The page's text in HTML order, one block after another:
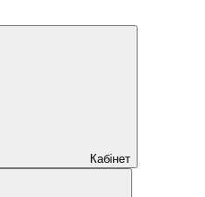
Кабінет